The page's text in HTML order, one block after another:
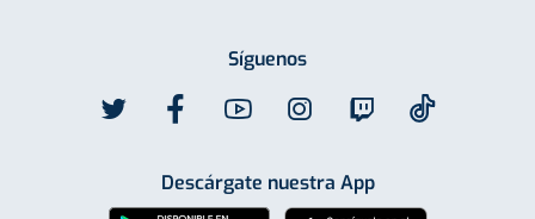
Síguenos
Descárgate nuestra App